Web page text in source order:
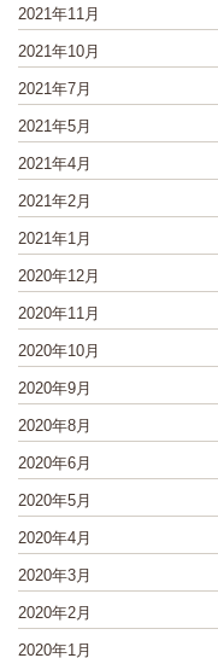
2021年11月
2021年10月
2021年7月
2021年5月
2021年4月
2021年2月
2021年1月
2020年12月
2020年11月
2020年10月
2020年9月
2020年8月
2020年6月
2020年5月
2020年4月
2020年3月
2020年2月
2020年1月